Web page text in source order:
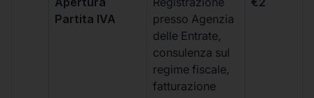
Partita IVA
presso Agenzia
delle Entrate,
consulenza sul
regime fiscale,
fatturazione